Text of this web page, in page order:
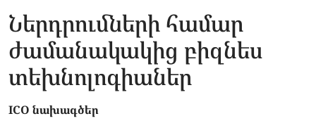
Ներդրումների համար
ժամանակակից բիզնես
տեխնոլոգիաներ
ICO նախագծեր